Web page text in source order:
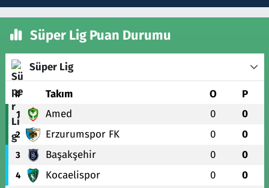
Süper Lig Puan Durumu
Süper Lig
# Takım O P
1 Amed 0 0
2 Erzurumspor FK 0 0
3 Başakşehir 0 0
4 Kocaelispor 0 0